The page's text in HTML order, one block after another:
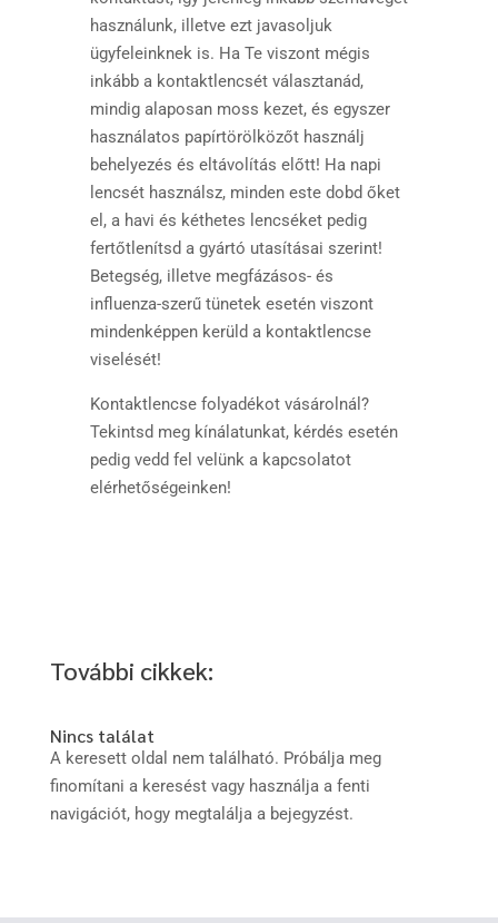
használunk, illetve ezt javasoljuk
ügyfeleinknek is. Ha Te viszont mégis
inkább a kontaktlencsét választanád,
mindig alaposan moss kezet, és egyszer
használatos papírtörölközőt használj
behelyezés és eltávolítás előtt! Ha napi
lencsét használsz, minden este dobd őket
el, a havi és kéthetes lencséket pedig
fertőtlenítsd a gyártó utasításai szerint!
Betegség, illetve megfázásos- és
influenza-szerű tünetek esetén viszont
mindenképpen kerüld a kontaktlencse
viselését!
Kontaktlencse folyadékot vásárolnál?
Tekintsd meg kínálatunkat, kérdés esetén
pedig vedd fel velünk a kapcsolatot
elérhetőségeinken!
További cikkek:
Nincs találat
A keresett oldal nem található. Próbálja meg
finomítani a keresést vagy használja a fenti
navigációt, hogy megtalálja a bejegyzést.